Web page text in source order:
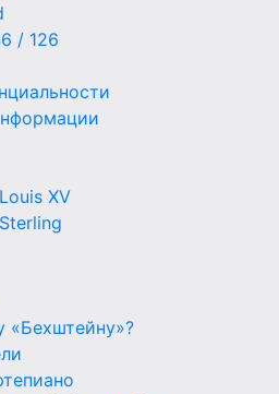
/ 126
XV
«Бехштейну»?